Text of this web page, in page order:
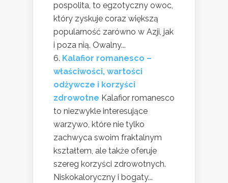
pospolita, to egzotyczny owoc,
który zyskuje coraz większą
popularność zarówno w Azji, jak
i poza nią. Owalny...
Kalafior romanesco –
właściwości, wartości
odżywcze i korzyści
zdrowotne Kalafior romanesco
to niezwykle interesujące
warzywo, które nie tylko
zachwyca swoim fraktalnym
kształtem, ale także oferuje
szereg korzyści zdrowotnych.
Niskokaloryczny i bogaty...